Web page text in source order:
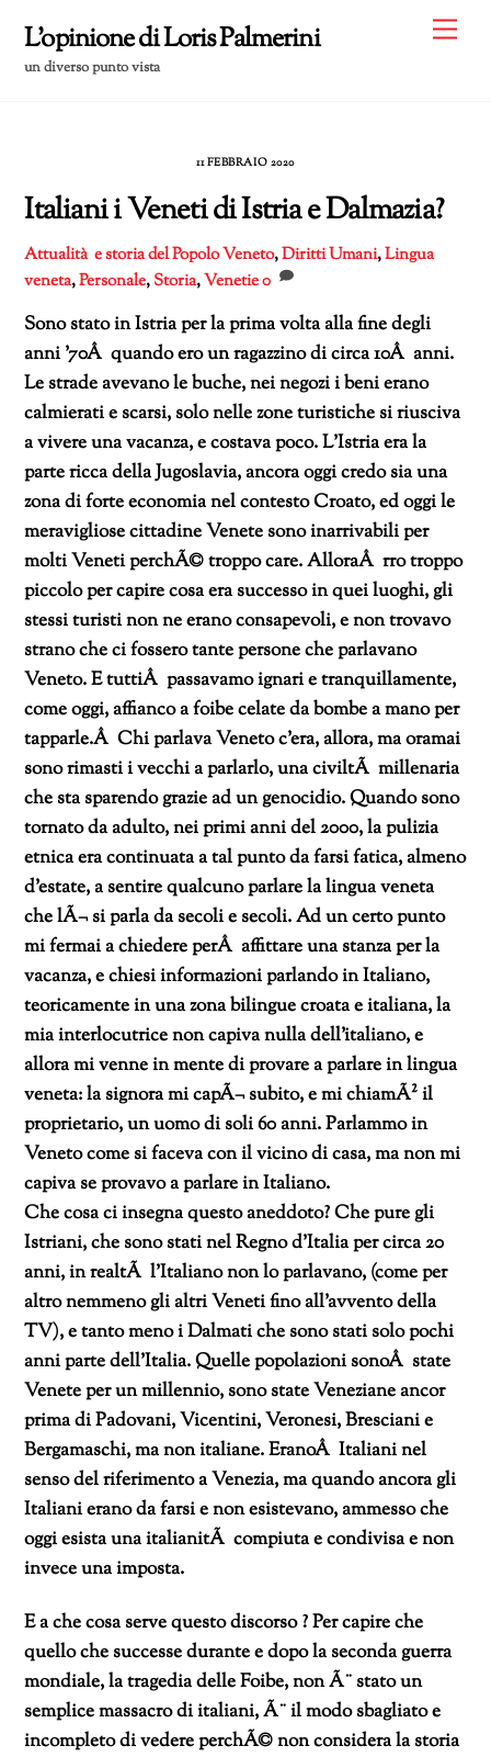
content
L'opinione di Loris Palmerini
un diverso punto vista
11 FEBBRAIO 2020
Italiani i Veneti di Istria e Dalmazia?
Attualità e storia del Popolo Veneto,Diritti Umani,Lingua
veneta,Personale,Storia,Venetie0
Sono stato in Istria per la prima volta alla fine degli
anni ’70Â quando ero un ragazzino di circa 10Â anni.
Le strade avevano le buche, nei negozi i beni erano
calmierati e scarsi, solo nelle zone turistiche si riusciva
a vivere una vacanza, e costava poco. L’Istria era la
parte ricca della Jugoslavia, ancora oggi credo sia una
zona di forte economia nel contesto Croato, ed oggi le
meravigliose cittadine Venete sono inarrivabili per
molti Veneti perchÃ© troppo care. AlloraÂ rro troppo
piccolo per capire cosa era successo in quei luoghi, gli
stessi turisti non ne erano consapevoli, e non trovavo
strano che ci fossero tante persone che parlavano
Veneto. E tuttiÂ passavamo ignari e tranquillamente,
come oggi, affianco a foibe celate da bombe a mano per
tapparle.Â Chi parlava Veneto c’era, allora, ma oramai
sono rimasti i vecchi a parlarlo, una civiltÃ millenaria
che sta sparendo grazie ad un genocidio. Quando sono
tornato da adulto, nei primi anni del 2000, la pulizia
etnica era continuata a tal punto da farsi fatica, almeno
d’estate, a sentire qualcuno parlare la lingua veneta
che lÃ¬ si parla da secoli e secoli. Ad un certo punto
mi fermai a chiedere perÂ affittare una stanza per la
vacanza, e chiesi informazioni parlando in Italiano,
teoricamente in una zona bilingue croata e italiana, la
mia interlocutrice non capiva nulla dell’italiano, e
allora mi venne in mente di provare a parlare in lingua
veneta: la signora mi capÃ¬ subito, e mi chiamÃ² il
proprietario, un uomo di soli 60 anni. Parlammo in
Veneto come si faceva con il vicino di casa, ma non mi
capiva se provavo a parlare in Italiano.
Che cosa ci insegna questo aneddoto? Che pure gli
Istriani, che sono stati nel Regno d’Italia per circa 20
anni, in realtÃ l’Italiano non lo parlavano, (come per
altro nemmeno gli altri Veneti fino all’avvento della
TV), e tanto meno i Dalmati che sono stati solo pochi
anni parte dell’Italia. Quelle popolazioni sonoÂ state
Venete per un millennio, sono state Veneziane ancor
prima di Padovani, Vicentini, Veronesi, Bresciani e
Bergamaschi, ma non italiane. EranoÂ Italiani nel
senso del riferimento a Venezia, ma quando ancora gli
Italiani erano da farsi e non esistevano, ammesso che
oggi esista una italianitÃ compiuta e condivisa e non
invece una imposta.
E a che cosa serve questo discorso ? Per capire che
quello che successe durante e dopo la seconda guerra
mondiale, la tragedia delle Foibe, non Ã¨ stato un
semplice massacro di italiani, Ã¨ il modo sbagliato e
incompleto di vedere perchÃ© non considera la storia